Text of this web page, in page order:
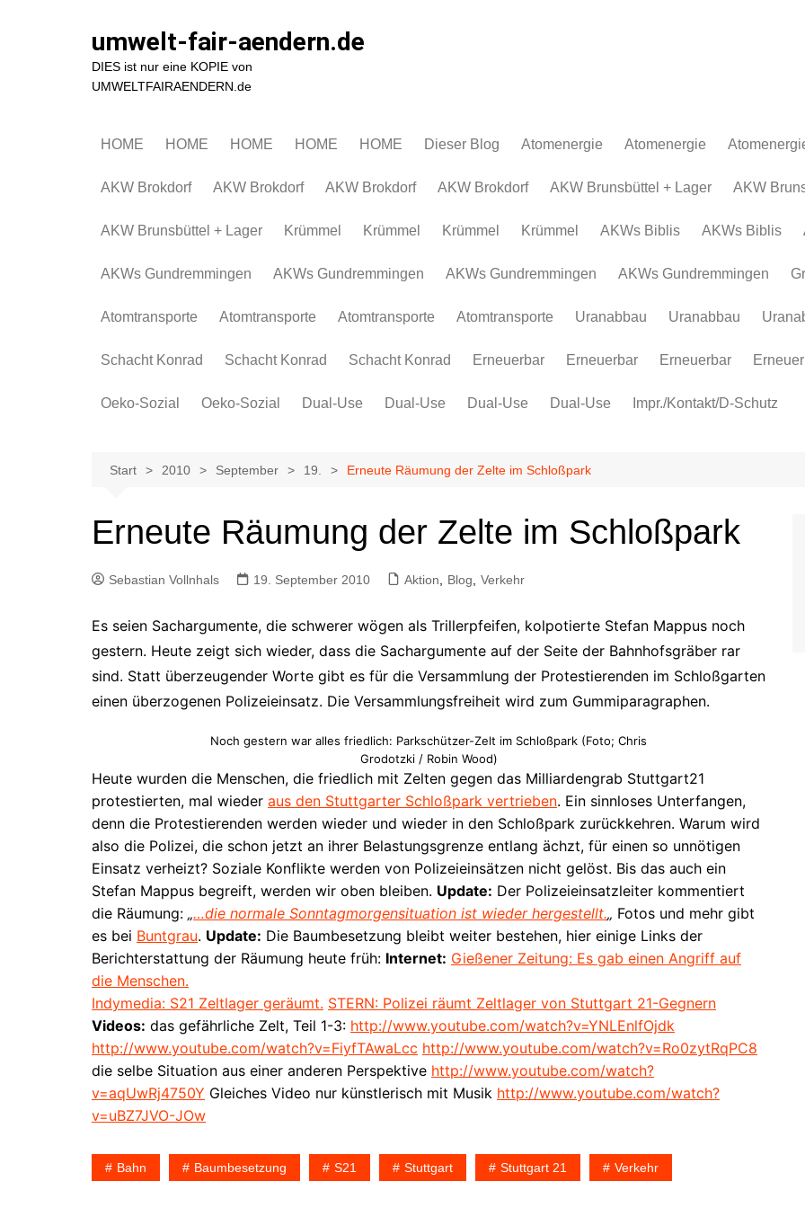
umwelt-fair-aendern.de
DIES ist nur eine KOPIE von
UMWELTFAIRAENDERN.de
HOME HOME HOME HOME HOME Dieser Blog Atomenergie
Atomkraftwerke
AKW
Krümmel
AKWs Biblis
Atomenergie
Atomkraftwerke
Atommüll
Rohstoffe und Konflikte
Atommüll
Rohstoffe
AKW Brokdorf AKW Brokdorf AKW Brokdorf AKW Brokdorf AKW Brunsbüttel + Lager AKW
AKW Brunsbüttel + Lager Krümmel Krümmel Krümmel Krümmel AKWs Biblis AKWs Biblis
AKWs Gundremmingen AKWs Gundremmingen AKWs Gundremmingen AKWs Gundremmingen
Atomtransporte Atomtransporte Atomtransporte Atomtransporte Uranabbau Uranabbau
Schacht Konrad Schacht Konrad Schacht Konrad Erneuerbar Erneuerbar Erneuerbar
Oeko-Sozial
Arbeitsplätze
IG Metall
Oeko-Sozial
Arbeitsplätze
IG Metall
Dual-Use Dual-Use Dual-Use Dual-Use Impr./Kontakt/D-Schutz
Start 2010 September 19. Erneute Räumung der Zelte im Schloßpark
Erneute Räumung der Zelte im Schloßpark
Sebastian Vollnhals 19. September 2010 Aktion Blog Verkehr
Es seien Sachargumente, die schwerer wögen als Trillerpfeifen, kolpotierte Stefan Mappus noch
gestern. Heute zeigt sich wieder, dass die Sachargumente auf der Seite der Bahnhofsgräber rar
sind. Statt überzeugender Worte gibt es für die Versammlung der Protestierenden im Schloßgarten
einen überzogenen Polizeieinsatz. Die Versammlungsfreiheit wird zum Gummiparagraphen.
Noch gestern war alles friedlich: Parkschützer-Zelt im Schloßpark (Foto; Chris
Grodotzki / Robin Wood)
Heute wurden die Menschen, die friedlich mit Zelten gegen das Milliardengrab Stuttgart21
protestierten, mal wieder aus den Stuttgarter Schloßpark vertrieben. Ein sinnloses Unterfangen,
denn die Protestierenden werden wieder und wieder in den Schloßpark zurückkehren. Warum wird
also die Polizei, die schon jetzt an ihrer Belastungsgrenze entlang ächzt, für einen so unnötigen
Einsatz verheizt? Soziale Konflikte werden von Polizeieinsätzen nicht gelöst. Bis das auch ein
Stefan Mappus begreift, werden wir oben bleiben. Update: Der Polizeieinsatzleiter kommentiert
die Räumung: „…die normale Sonntagmorgensituation ist wieder hergestellt.„ Fotos und mehr gibt
es bei Buntgrau. Update: Die Baumbesetzung bleibt weiter bestehen, hier einige Links der
Berichterstattung der Räumung heute früh: Internet: Gießener Zeitung: Es gab einen Angriff auf
die Menschen.
Indymedia: S21 Zeltlager geräumt. STERN: Polizei räumt Zeltlager von Stuttgart 21-Gegnern
Videos: das gefährliche Zelt, Teil 1-3: http://www.youtube.com/watch?v=YNLEnlfOjdk
http://www.youtube.com/watch?v=FiyfTAwaLcc http://www.youtube.com/watch?v=Ro0zytRqPC8
die selbe Situation aus einer anderen Perspektive http://www.youtube.com/watch?
v=aqUwRj4750Y Gleiches Video nur künstlerisch mit Musik http://www.youtube.com/watch?
v=uBZ7JVO-JOw
Bahn Baumbesetzung S21 Stuttgart Stuttgart 21 Verkehr